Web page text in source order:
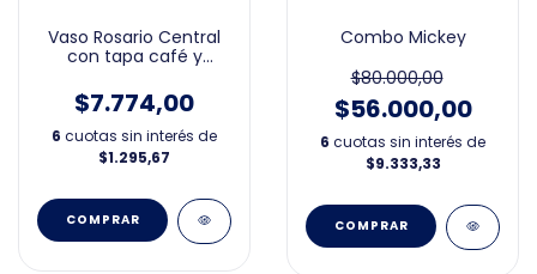
Vaso Rosario Central
con tapa café y
$7.774,00
6 cuotas sin interés de
$1.295,67
Combo Mickey
$80.000,00
$56.000,00
6 cuotas sin interés de
$9.333,33